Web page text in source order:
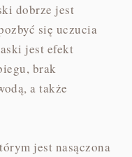
dobrze jest
się uczucia
jest efekt
brak
a także
jest nasączona